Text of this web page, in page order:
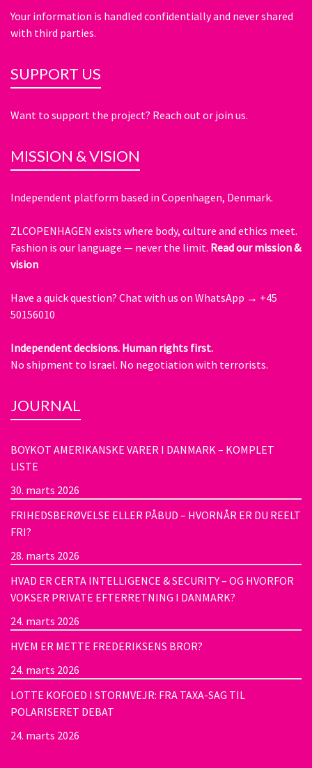
Your information is handled confidentially and never shared
with third parties.
SUPPORT US
Want to support the project? Reach out or join us.
MISSION & VISION
Independent platform based in Copenhagen, Denmark.
ZLCOPENHAGEN exists where body, culture and ethics meet.
Fashion is our language — never the limit. Read our mission &
vision
Have a quick question? Chat with us on WhatsApp → +45
50156010
Independent decisions. Human rights first.
No shipment to Israel. No negotiation with terrorists.
JOURNAL
BOYKOT AMERIKANSKE VARER I DANMARK – KOMPLET
LISTE
30. marts 2026
FRIHEDSBERØVELSE ELLER PÅBUD – HVORNÅR ER DU REELT
FRI?
28. marts 2026
HVAD ER CERTA INTELLIGENCE & SECURITY – OG HVORFOR
VOKSER PRIVATE EFTERRETNING I DANMARK?
24. marts 2026
HVEM ER METTE FREDERIKSENS BROR?
24. marts 2026
LOTTE KOFOED I STORMVEJR: FRA TAXA-SAG TIL
POLARISERET DEBAT
24. marts 2026